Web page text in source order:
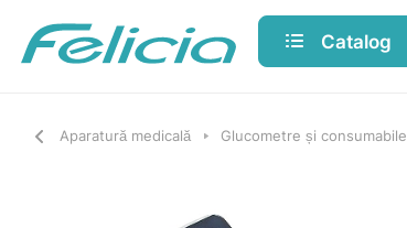
Catalog
Aparatură medicală Glucometre și consumabile